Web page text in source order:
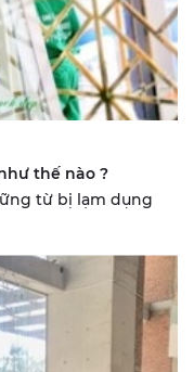
thế nào ?
từ bị lạm dụng